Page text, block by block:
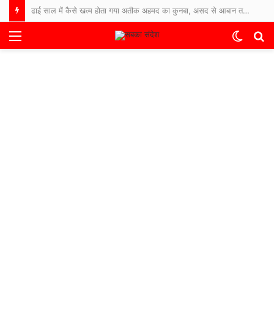
ढाई साल में कैसे खत्म होता गया अतीक अहमद का कुनबा, असद से आबान तक… जानिए कौन जिंदा, कौन जेल में और कौन फरार
Menu
Switch